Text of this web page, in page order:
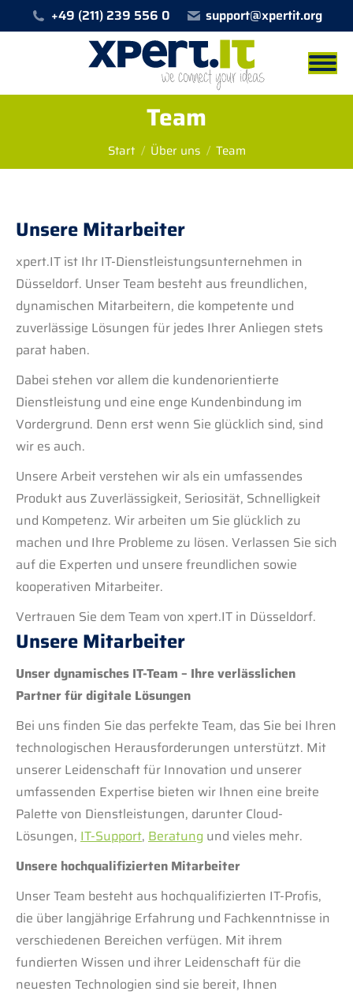
+49 (211) 239 556 0 support@xpertit.org
Team
Sie befinden sich hier:
Start Über uns Team
Unsere Mitarbeiter
xpert.IT ist Ihr IT-Dienstleistungsunternehmen in
Düsseldorf. Unser Team besteht aus freundlichen,
dynamischen Mitarbeitern, die kompetente und
zuverlässige Lösungen für jedes Ihrer Anliegen stets
parat haben.
Dabei stehen vor allem die kundenorientierte
Dienstleistung und eine enge Kundenbindung im
Vordergrund. Denn erst wenn Sie glücklich sind, sind
wir es auch.
Unsere Arbeit verstehen wir als ein umfassendes
Produkt aus Zuverlässigkeit, Seriosität, Schnelligkeit
und Kompetenz. Wir arbeiten um Sie glücklich zu
machen und Ihre Probleme zu lösen. Verlassen Sie sich
auf die Experten und unsere freundlichen sowie
kooperativen Mitarbeiter.
Vertrauen Sie dem Team von xpert.IT in Düsseldorf.
Unsere Mitarbeiter
Unser dynamisches IT-Team – Ihre verlässlichen
Partner für digitale Lösungen
Bei uns finden Sie das perfekte Team, das Sie bei Ihren
technologischen Herausforderungen unterstützt. Mit
unserer Leidenschaft für Innovation und unserer
umfassenden Expertise bieten wir Ihnen eine breite
Palette von Dienstleistungen, darunter Cloud-
Lösungen, IT-Support, Beratung und vieles mehr.
Unsere hochqualifizierten Mitarbeiter
Unser Team besteht aus hochqualifizierten IT-Profis,
die über langjährige Erfahrung und Fachkenntnisse in
verschiedenen Bereichen verfügen. Mit ihrem
fundierten Wissen und ihrer Leidenschaft für die
neuesten Technologien sind sie bereit, Ihnen